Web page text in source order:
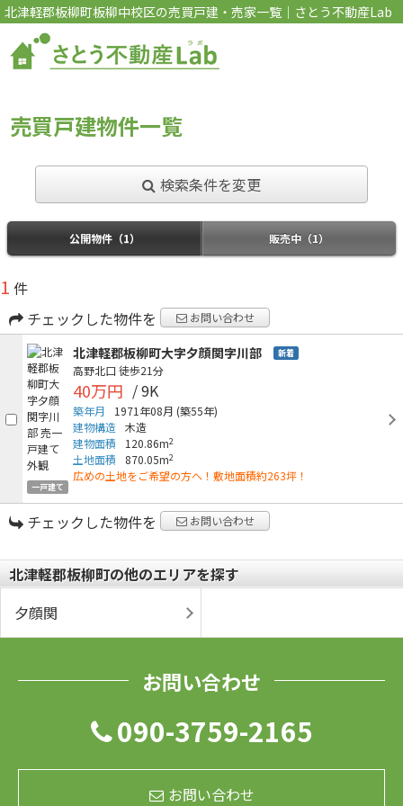
北津軽郡板柳町板柳中校区の売買戸建・売家一覧｜さとう不動産Lab
売買戸建物件一覧
検索条件を変更
公開物件（1） 販売中（1）
1 件
チェックした物件を
お問い合わせ
一戸建て
北津軽郡板柳町大字夕顔関字川部 新着
高野北口 徒歩21分
40万円 / 9K
築年月 1971年08月 (築55年)
建物構造 木造
建物面積
120.86m2
土地面積 870.05m2
広めの土地をご希望の方へ！敷地面積約263坪！
チェックした物件を お問い合わせ
北津軽郡板柳町の他のエリアを探す
夕顔関
お問い合わせ
090-3759-2165
お問い合わせ